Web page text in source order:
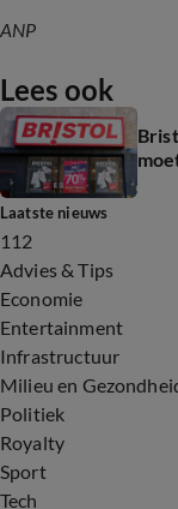
ANP
Lees ook
Laatste nieuws
112
Advies & Tips
Economie
Entertainment
Infrastructuur
Milieu en
Politiek
Royalty
Sport
Tech